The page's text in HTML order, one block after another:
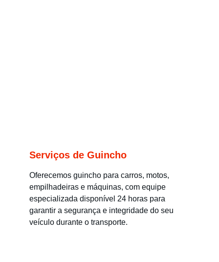
Serviços de Guincho
Oferecemos guincho para carros, motos,
empilhadeiras e máquinas, com equipe
especializada disponível 24 horas para
garantir a segurança e integridade do seu
veículo durante o transporte.